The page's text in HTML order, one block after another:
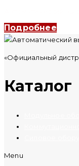
Подробнее
«Официальный
Каталог
Menu